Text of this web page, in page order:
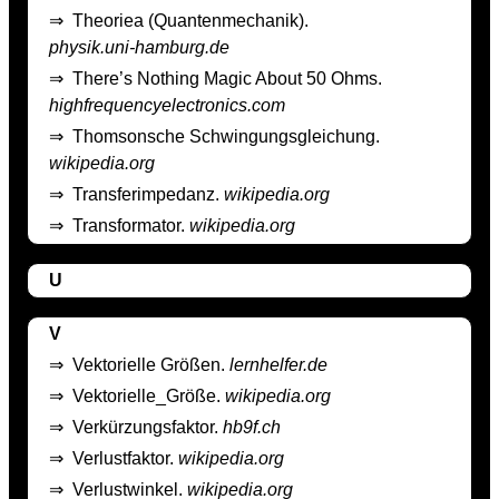
⇒ Theoriea (Quantenmechanik).
physik.uni-hamburg.de
⇒ There’s Nothing Magic About 50 Ohms.
highfrequencyelectronics.com
⇒ Thomsonsche Schwingungsgleichung.
wikipedia.org
⇒ Transferimpedanz. wikipedia.org
⇒ Transformator. wikipedia.org
U
V
⇒ Vektorielle Größen. lernhelfer.de
⇒ Vektorielle_Größe. wikipedia.org
⇒ Verkürzungsfaktor. hb9f.ch
⇒ Verlustfaktor. wikipedia.org
⇒ Verlustwinkel. wikipedia.org